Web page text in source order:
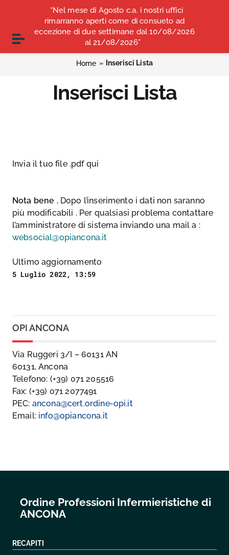
Vai ai contenuti
Vai al menu di navigazione
Vai al footer
COMUNICATI STAMPA ALBO OPI ANCONA
CONVENZIONI
Attiva / disattiva la navigazione
Home » Inserisci Lista
Inserisci Lista
Invia il tuo file .pdf qui
Nota bene .Dopo l’inserimento i dati non saranno
più modificabili . Per qualsiasi problema contattare
l’amministratore di sistema inviando una mail a :
websocial@opiancona.it
Ultimo aggiornamento
5 Luglio 2022, 13:59
OPI ANCONA
Via Ruggeri 3/I – 60131 AN
60131, Ancona
Telefono: (+39) 071 205516
Fax: (+39) 071 2077491
PEC: ancona@cert.ordine-opi.it
Email: info@opiancona.it
Ordine Professioni Infermieristiche di
ANCONA
RECAPITI
“Nel mese di Agosto c.a. i nostri uffici
rimarranno aperti come di consueto ad
eccezione di due settimane dal 10/08/2026
al 21/08/2026”